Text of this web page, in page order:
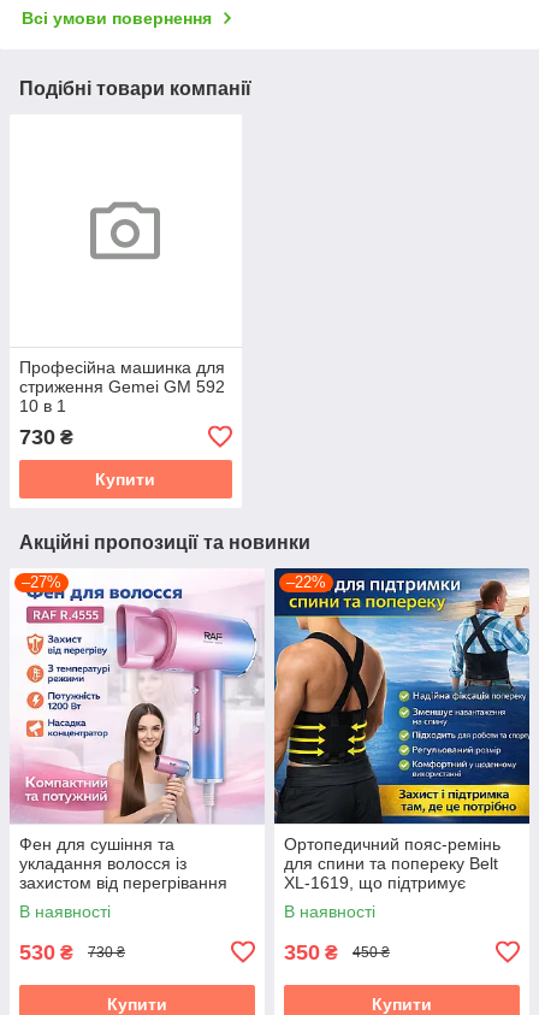
Всі умови повернення
Подібні товари компанії
Професійна машинка для
стриження Gemei GM 592
10 в 1
730 ₴
Купити
Акційні пропозиції та новинки
–27%
Фен для сушіння та
укладання волосся із
захистом від перегрівання
та концентратором RAF
R.4555 1200W
В наявності
530 ₴ 730 ₴
Купити
–22%
Ортопедичний пояс-ремінь
для спини та попереку Belt
XL-1619, що підтримує
еластичний корсет із
регулюванням,
В наявності
350 ₴ 450 ₴
Купити